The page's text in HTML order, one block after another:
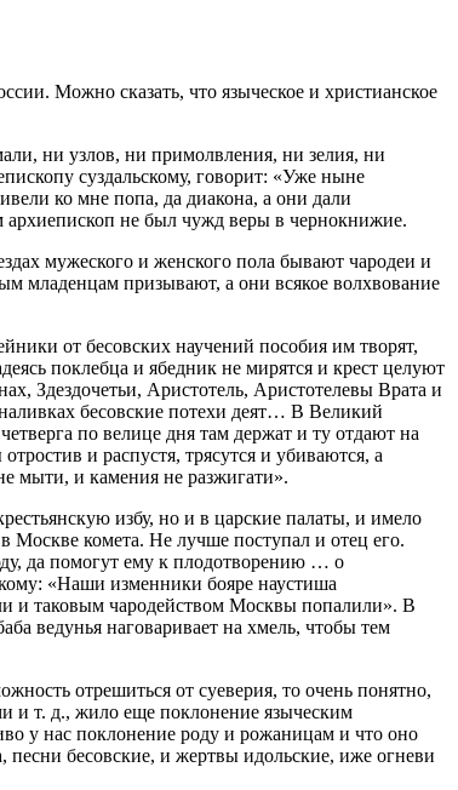
Можно сказать, что языческое и христианское
ни узлов, ни примолвления, ни зелия, ни
суздальскому, говорит: «Уже ныне
ко мне попа, да диакона, а они дали
архиепископ не был чужд веры в чернокнижие.
мужеского и женского пола бывают чародеи и
младенцам призывают, а они всякое волхвование
от бесовских научений пособия им творят,
поклебца и ябедник не мирятся и крест целуют
Здездочетьи, Аристотель, Аристотелевы Врата и
бесовские потехи деят… В Великий
по велице дня там держат и ту отдают на
и распустя, трясутся и убиваются, а
мыти, и камения не разжигати».
избу, но и в царские палаты, и имело
Москве комета. Не лучше поступал и отец его.
да помогут ему к плодотворению … о
«Наши изменники бояре наустиша
и таковым чародейством Москвы попалили». В
ведунья наговаривает на хмель, чтобы тем
отрешиться от суеверия, то очень понятно,
и т. д., жило еще поклонение языческим
у нас поклонение роду и рожаницам и что оно
песни бесовские, и жертвы идольские, иже огневи